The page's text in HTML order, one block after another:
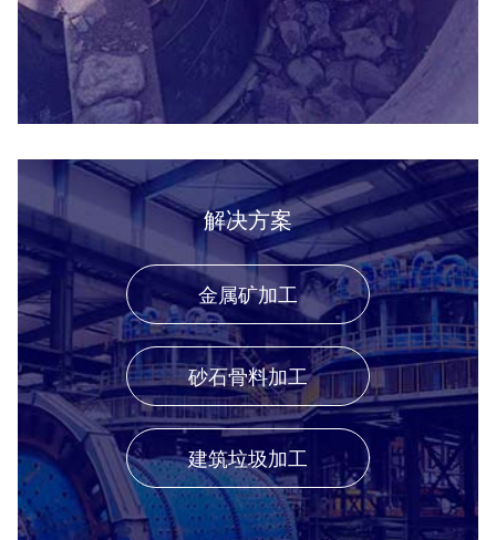
解决方案
金属矿加工
砂石骨料加工
建筑垃圾加工